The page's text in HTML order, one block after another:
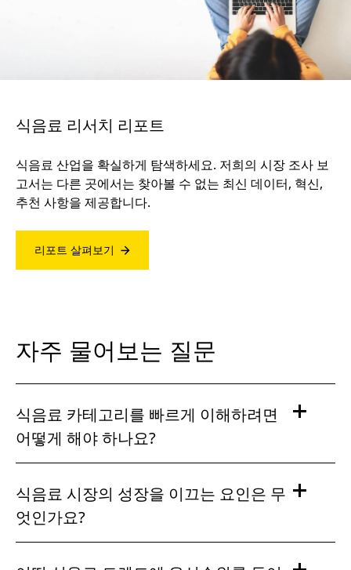
식음료 리서치 리포트
식음료 산업을 확실하게 탐색하세요. 저희의 시장 조사 보
고서는 다른 곳에서는 찾아볼 수 없는 최신 데이터, 혁신,
추천 사항을 제공합니다.
리포트 살펴보기
자주 물어보는 질문
식음료 카테고리를 빠르게 이해하려면
어떻게 해야 하나요?
식음료 시장의 성장을 이끄는 요인은 무
엇인가요?